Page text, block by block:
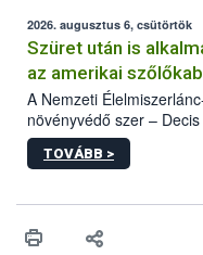
az intenzív felderítést,
hatósággal is
2026. augusztus 6, csütörtök
Szüret után is
az amerikai
A Nemzeti
növényvédő szer –
engedélyokiratát
egészen a
érésű szőlőkben is
felhasználók számára is
TOVÁBB >